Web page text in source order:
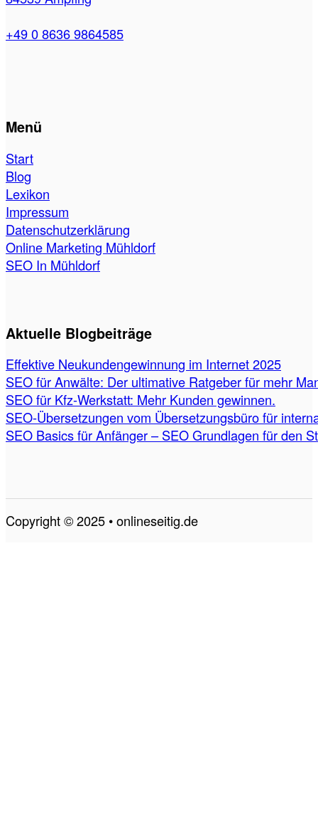
+49 0 8636 9864585
Menü
Start
Blog
Lexikon
Impressum
Datenschutzerklärung
Online Marketing Mühldorf
SEO In Mühldorf
Aktuelle Blogbeiträge
Effektive Neukundengewinnung im Internet 2025
SEO für Anwälte: Der ultimative Ratgeber für mehr
SEO für Kfz-Werkstatt: Mehr Kunden gewinnen.
SEO-Übersetzungen vom Übersetzungsbüro für
SEO Basics für Anfänger – SEO Grundlagen für den
Copyright © 2025 • onlineseitig.de